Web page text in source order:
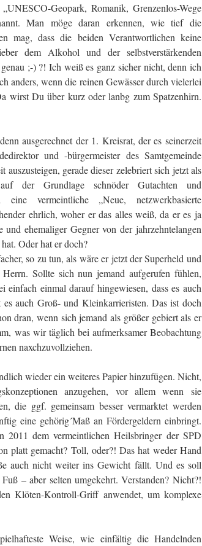
Geopark, Romanik, Grenzenlos-Wege
Man möge daran erkennen, wie tief die
mag, dass die beiden Verantwortlichen keine
dem Alkohol und der selbstverstärkenden
;-) ?! Ich weiß es ganz sicher nicht, denn ich
anders, wenn die reinen Gewässer durch vielerlei
wirst Du über kurz oder lanbg zum Spatzenhirn.
ausgerechnet der 1. Kreisrat, der es seinerzeit
und -bürgermeister des Samtgemeinde
auszusteigen, gerade dieser zelebriert sich jetzt als
der Grundlage schnöder Gutachten und
vermeintliche „Neue, netzwerkbasierte
ehrlich, woher er das alles weiß, da er es ja
ehemaliger Gegner von der jahrzehntelangen
Oder hat er doch?
so zu tun, als wäre er jetzt der Superheld und
Sollte sich nun jemand aufgerufen fühlen,
einfach einmal darauf hingewiesen, dass es auch
auch Groß- und Kleinkarrieristen. Das ist doch
dran, wenn sich jemand als größer gebiert als er
was wir täglich bei aufmerksamer Beobachtung
naxchzuvollziehen.
wieder ein weiteres Papier hinzufügen. Nicht,
anzugehen, vor allem wenn sie
die ggf. gemeinsam besser vermarktet werden
eine gehörig´Maß an Fördergeldern einbringt.
dem vermeintlichen Heilsbringer der SPD
platt gemacht? Toll, oder?! Das hat weder Hand
auch nicht weiter ins Gewicht fällt. Und es soll
– aber selten umgekehrt. Verstanden? Nicht?!
Klöten-Kontroll-Griff anwendet, um komplexe
Weise, wie einfältig die Handelnden